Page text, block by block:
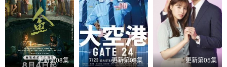
更新第08集 更新第03集 更新第05集